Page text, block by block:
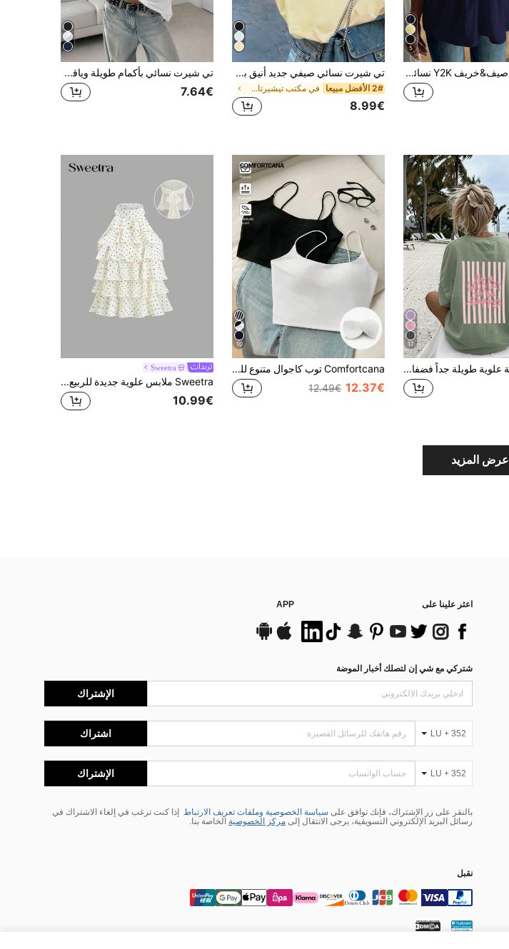
5
SCARLUX صيف&خريف Y2K نسائي أساسي أزرق داكن قابل للتعديل حمالات رفيعة ملابس علوية كامي، العودة إلى المدرسة ملابس الشارع اليومية تي شيرت نسائي صيفي جديد أنيق بطبعة نمر وحروف، كاجوال بياقة دائرية وأكمام قصيرة، متعدد الاستخدامات باللون الأصفر
2# الأفضل مبيعا في مكتب تيشيرتات مكتبية
8.99€
تي شيرت نسائي بأكمام طويلة وياقة دائرية بقصة عادية فضفاضة، ملابس علوية كاجوال متعددة الاستخدامات للخريف/الشتاء بمقاسات كبيرة جديدة، ضروري للخريف وسهل التنسيق
7.64€
17
ملابس علوية علوية طويلة جداً فضفاضة للربيع/الصيف، تي شيرت نسائي، طباعة شعار مخطط ممتع "اليوم يوم سعيد"، كاجوال، للخروج، Y2K، ملابس علوية خضراء فاتحة
10
Comfortcana توب كاجوال متنوع للسيدات باللونين الأسود والأبيض قطعتان
12.37€
12.49€
Sweetra
Sweetra ملابس علوية جديدة للربيع/الصيف بنقشة نقاط بولكا وحافة مكشكشة حلوة وياقة معلقة، تصميم أنيق مناسب لملابس الشارع والارتداء اليومي الأنيق والمواعيد وأعياد الميلاد، باللونين الأبيض والأسود
10.99€
عرض المزيد
اعثر علينا على APP
شتركي مع شي إن لتصلك أخبار الموضة
الإشتراك
LU + 352 اشتراك
LU + 352 الإشتراك
بالنقر على زر الإشتراك، فإنك توافق على سياسة الخصوصية وملفات تعريف الارتباط
إذا كنت ترغب في إلغاء الاشتراك في
رسائل البريد الإلكتروني التسويقية، يرجى الانتقال إلى مركز الخصوصية الخاصة بنا.
نقبل